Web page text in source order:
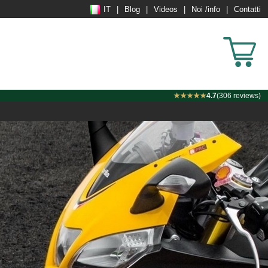
Blog Videos Noi /info Contatti
★★★★★4.7(306 reviews)